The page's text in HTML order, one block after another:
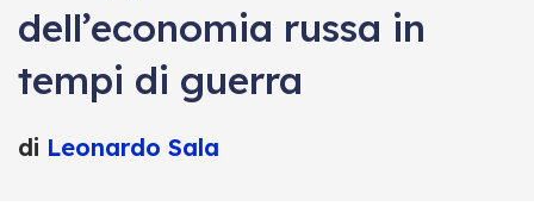
dell’economia russa in
tempi di guerra
di Leonardo Sala